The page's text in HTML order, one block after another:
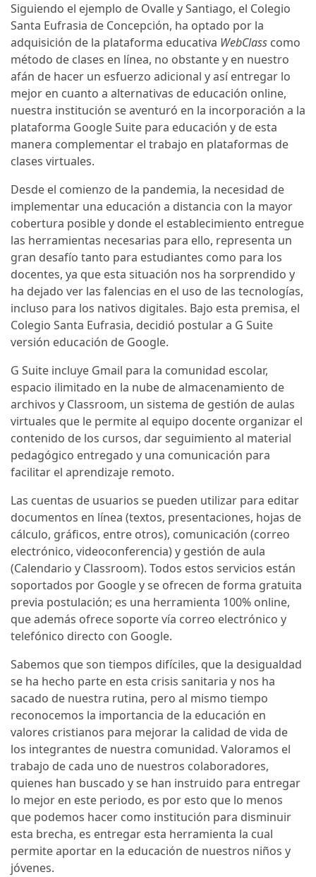
Siguiendo el ejemplo de Ovalle y Santiago, el Colegio
Santa Eufrasia de Concepción, ha optado por la
adquisición de la plataforma educativa WebClass como
método de clases en línea, no obstante y en nuestro
afán de hacer un esfuerzo adicional y así entregar lo
mejor en cuanto a alternativas de educación online,
nuestra institución se aventuró en la incorporación a la
plataforma Google Suite para educación y de esta
manera complementar el trabajo en plataformas de
clases virtuales.
Desde el comienzo de la pandemia, la necesidad de
implementar una educación a distancia con la mayor
cobertura posible y donde el establecimiento entregue
las herramientas necesarias para ello, representa un
gran desafío tanto para estudiantes como para los
docentes, ya que esta situación nos ha sorprendido y
ha dejado ver las falencias en el uso de las tecnologías,
incluso para los nativos digitales. Bajo esta premisa, el
Colegio Santa Eufrasia, decidió postular a G Suite
versión educación de Google.
G Suite incluye Gmail para la comunidad escolar,
espacio ilimitado en la nube de almacenamiento de
archivos y Classroom, un sistema de gestión de aulas
virtuales que le permite al equipo docente organizar el
contenido de los cursos, dar seguimiento al material
pedagógico entregado y una comunicación para
facilitar el aprendizaje remoto.
Las cuentas de usuarios se pueden utilizar para editar
documentos en línea (textos, presentaciones, hojas de
cálculo, gráficos, entre otros), comunicación (correo
electrónico, videoconferencia) y gestión de aula
(Calendario y Classroom). Todos estos servicios están
soportados por Google y se ofrecen de forma gratuita
previa postulación; es una herramienta 100% online,
que además ofrece soporte vía correo electrónico y
telefónico directo con Google.
Sabemos que son tiempos difíciles, que la desigualdad
se ha hecho parte en esta crisis sanitaria y nos ha
sacado de nuestra rutina, pero al mismo tiempo
reconocemos la importancia de la educación en
valores cristianos para mejorar la calidad de vida de
los integrantes de nuestra comunidad. Valoramos el
trabajo de cada uno de nuestros colaboradores,
quienes han buscado y se han instruido para entregar
lo mejor en este periodo, es por esto que lo menos
que podemos hacer como institución para disminuir
esta brecha, es entregar esta herramienta la cual
permite aportar en la educación de nuestros niños y
jóvenes.